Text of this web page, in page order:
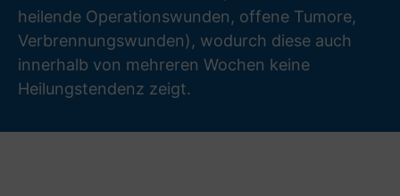
heilende Operationswunden, offene Tumore,
Verbrennungswunden), wodurch diese auch
innerhalb von mehreren Wochen keine
Heilungstendenz zeigt.